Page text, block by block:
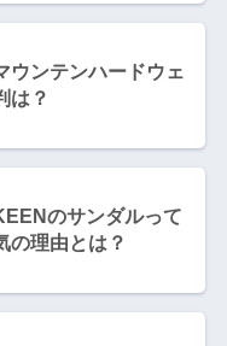
ウンテンハードウェ
は？
のサンダルって
の理由とは？